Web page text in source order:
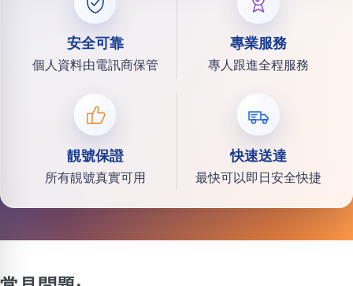
安全可靠
個人資料由電訊商保管
專業服務
專人跟進全程服務
靚號保證
所有靚號真實可用
快速送達
最快可以即日安全快捷